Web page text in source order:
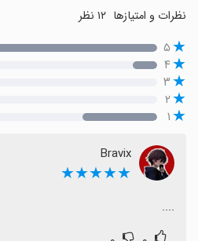
نظرات و امتیازها
۵
۴
۳
۲
۱
Bravix
★★★★★
....